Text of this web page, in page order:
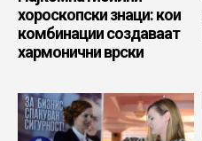
хороскопски знаци: кои
комбинации создаваат
хармонични врски